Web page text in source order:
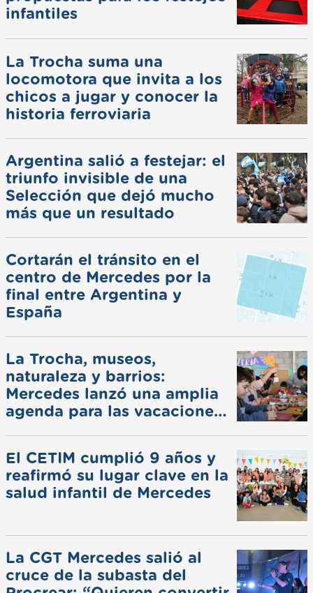
infantiles
La Trocha suma una
locomotora que invita a los
chicos a jugar y conocer la
historia ferroviaria
Argentina salió a festejar: el
triunfo invisible de una
Selección que dejó mucho
más que un resultado
Cortarán el tránsito en el
centro de Mercedes por la
final entre Argentina y
España
La Trocha, museos,
naturaleza y barrios:
Mercedes lanzó una amplia
agenda para las vacaciones
El CETIM cumplió 9 años y
reafirmó su lugar clave en la
salud infantil de Mercedes
La CGT Mercedes salió al
cruce de la subasta del